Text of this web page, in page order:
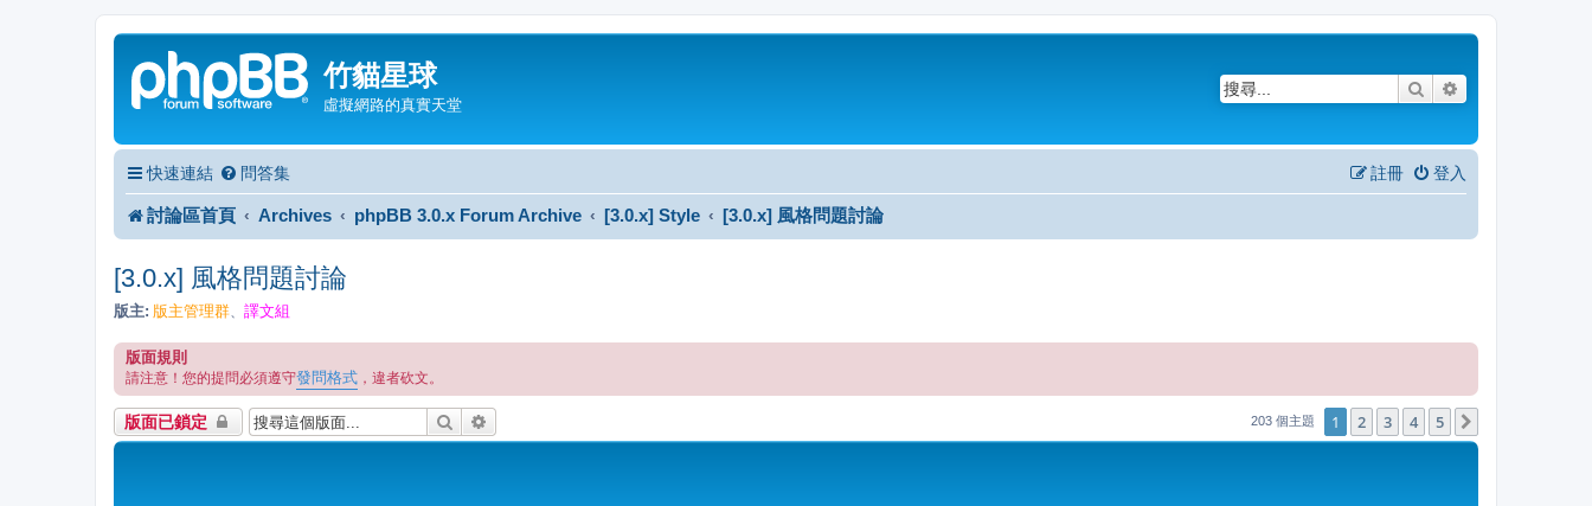
竹貓星球
虛擬網路的真實天堂
搜尋
快速連結 問答集 登入
註冊
討論區首頁 Archives phpBB 3.0.x Forum Archive [3.0.x] Style [3.0.x] 風格問題討論
[3.0.x] 風格問題討論
版主: 版主管理群 譯文組
版面規則
請注意！您的提問必須遵守發問格式 ，違者砍文。
版面已鎖定 搜尋 203 個主題 1 2 3 4 5